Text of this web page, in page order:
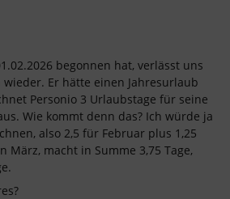
begonnen hat, verlässt uns
wieder. Er hätte einen Jahresurlaub
Personio 3 Urlaubstage für seine
Wie kommt denn das? Ich würde ja
also 2,5 für Februar plus 1,25
März, macht in Summe 3,75 Tage,